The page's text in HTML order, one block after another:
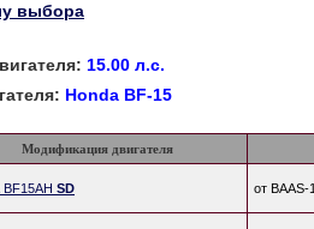
выбора
15.00 л.с.
Honda BF-15
Модификация двигателя
BF15AH SD от BAAS-